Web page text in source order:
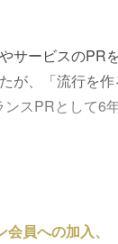
サービスのPR
が、「流行を
スPRとして6
員への加入、